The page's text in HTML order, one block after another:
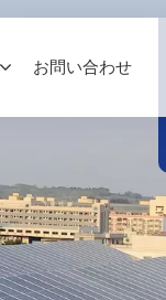
お問い合わせ